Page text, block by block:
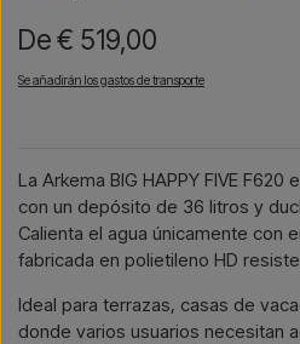
De € 519,00
Se añadirán los gastos de transporte
La Arkema BIG HAPPY FIVE F620
con un depósito de 36 litros y
Calienta el agua únicamente con
fabricada en polietileno HD
Ideal para terrazas, casas de
donde varios usuarios necesitan